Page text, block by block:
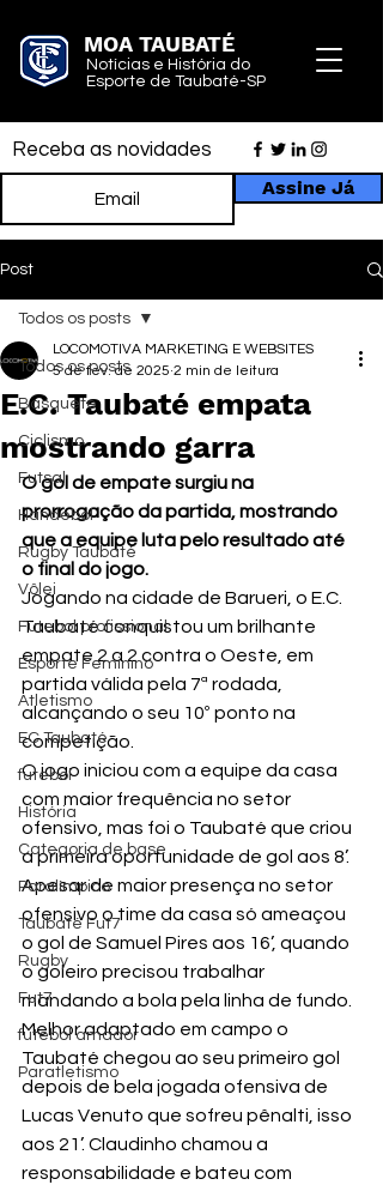
MOA TAUBATÉ
Notícias e História do
Esporte de Taubaté-SP
Receba as novidades
Assine Já
Post
Todos os posts
Basquete
Ciclismo
Futsal
Handebol
Rugby Taubaté
Vôlei
Futebol profissional
Esporte Feminino
Atletismo
EC Taubaté
futebol
História
Categoria de base
Paralímpico
Taubaté Fut7
Rugby
Fut7
futebol amador
Paratletismo
Todos os posts
E.C. Taubaté empata
mostrando garra
LOCOMOTIVA MARKETING E WEBSITES
5 de fev. de 2025 2 min de leitura
O gol de empate surgiu na
prorrogação da partida, mostrando
que a equipe luta pelo resultado até
o final do jogo.
Jogando na cidade de Barueri, o E.C.
Taubaté conquistou um brilhante
empate 2 a 2 contra o Oeste, em
partida válida pela 7ª rodada,
alcançando o seu 10º ponto na
competição.
O jogo iniciou com a equipe da casa
com maior frequência no setor
ofensivo, mas foi o Taubaté que criou
a primeira oportunidade de gol aos 8’.
Apesar de maior presença no setor
ofensivo o time da casa só ameaçou
o gol de Samuel Pires aos 16’, quando
o goleiro precisou trabalhar
mandando a bola pela linha de fundo.
Melhor adaptado em campo o
Taubaté chegou ao seu primeiro gol
depois de bela jogada ofensiva de
Lucas Venuto que sofreu pênalti, isso
aos 21’. Claudinho chamou a
responsabilidade e bateu com